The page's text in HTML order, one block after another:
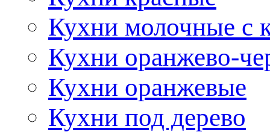
Кухни молочные с
Кухни оранжево-
Кухни оранжевые
Кухни под дерево